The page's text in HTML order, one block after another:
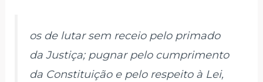
os de lutar sem receio pelo primado
da Justiça; pugnar pelo cumprimento
da Constituição e pelo respeito à Lei,